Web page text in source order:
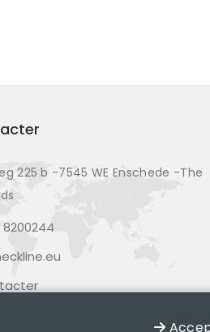
225 b -7545 WE Enschede -The